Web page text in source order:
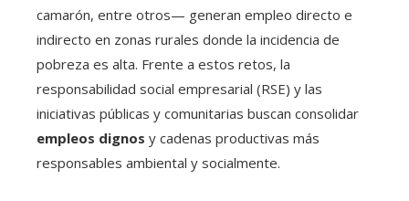
camarón, entre otros— generan empleo directo e
indirecto en zonas rurales donde la incidencia de
pobreza es alta. Frente a estos retos, la
responsabilidad social empresarial (RSE) y las
iniciativas públicas y comunitarias buscan consolidar
empleos dignos y cadenas productivas más
responsables ambiental y socialmente.